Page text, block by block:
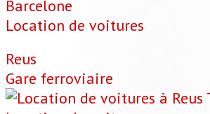
Location de voitures
Reus
Gare ferroviaire